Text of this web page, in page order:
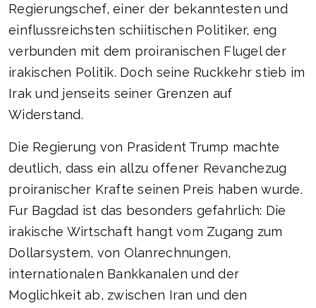
Regierungschef, einer der bekanntesten und
einflussreichsten schiitischen Politiker, eng
verbunden mit dem proiranischen Flugel der
irakischen Politik. Doch seine Ruckkehr stieb im
Irak und jenseits seiner Grenzen auf
Widerstand.
Die Regierung von Prasident Trump machte
deutlich, dass ein allzu offener Revanchezug
proiranischer Krafte seinen Preis haben wurde.
Fur Bagdad ist das besonders gefahrlich: Die
irakische Wirtschaft hangt vom Zugang zum
Dollarsystem, von Olanrechnungen,
internationalen Bankkanalen und der
Moglichkeit ab, zwischen Iran und den